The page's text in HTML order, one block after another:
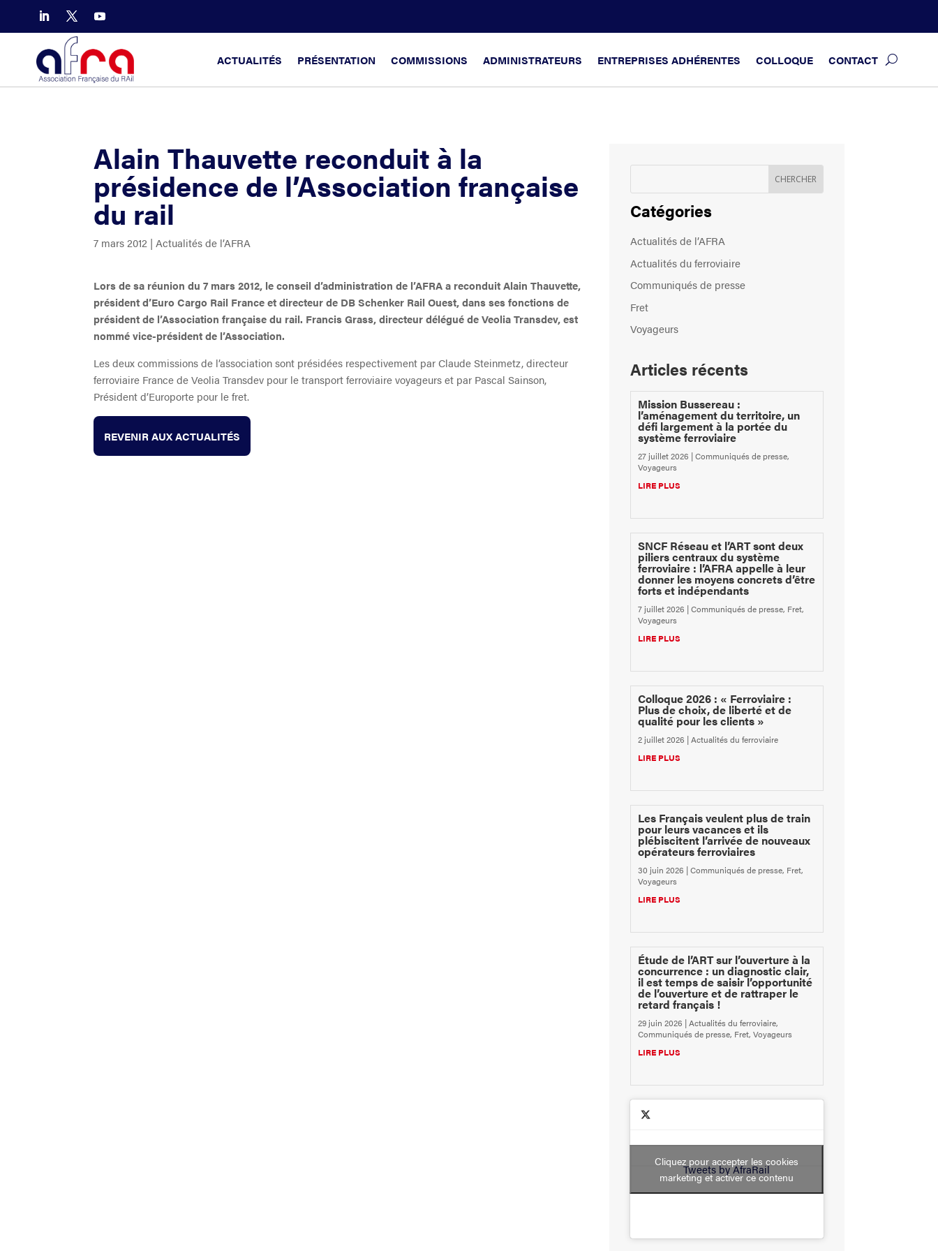
ACTUALITÉS PRÉSENTATION COMMISSIONS ADMINISTRATEURS ENTREPRISES ADHÉRENTES COLLOQUE CONTACT
Alain Thauvette reconduit à la
présidence de l’Association française
du rail
7 mars 2012 | Actualités de l’AFRA
Lors de sa réunion du 7 mars 2012, le conseil d’administration de l’AFRA a reconduit Alain Thauvette,
président d’Euro Cargo Rail France et directeur de DB Schenker Rail Ouest, dans ses fonctions de
président de l’Association française du rail. Francis Grass, directeur délégué de Veolia Transdev, est
nommé vice-président de l’Association.
Les deux commissions de l’association sont présidées respectivement par Claude Steinmetz, directeur
ferroviaire France de Veolia Transdev pour le transport ferroviaire voyageurs et par Pascal Sainson,
Président d’Europorte pour le fret.
REVENIR AUX ACTUALITÉS
Catégories
Actualités de l’AFRA
Actualités du ferroviaire
Communiqués de presse
Fret
Voyageurs
Articles récents
Mission Bussereau :
l’aménagement du territoire, un
défi largement à la portée du
système ferroviaire
27 juillet 2026 |Communiqués de presse,
Voyageurs
LIRE PLUS
SNCF Réseau et l’ART sont deux
piliers centraux du système
ferroviaire : l’AFRA appelle à leur
donner les moyens concrets d’être
forts et indépendants
7 juillet 2026 |Communiqués de presse, Fret,
Voyageurs
LIRE PLUS
Colloque 2026 : « Ferroviaire :
Plus de choix, de liberté et de
qualité pour les clients »
2 juillet 2026 |Actualités du ferroviaire
LIRE PLUS
Les Français veulent plus de train
pour leurs vacances et ils
plébiscitent l’arrivée de nouveaux
opérateurs ferroviaires
30 juin 2026 |Communiqués de presse, Fret,
Voyageurs
LIRE PLUS
Étude de l’ART sur l’ouverture à la
concurrence : un diagnostic clair,
il est temps de saisir l’opportunité
de l’ouverture et de rattraper le
retard français !
29 juin 2026 |Actualités du ferroviaire,
Communiqués de presse, Fret, Voyageurs
LIRE PLUS
Tweets by AfraRail
Cliquez pour accepter les cookies
marketing et activer ce contenu